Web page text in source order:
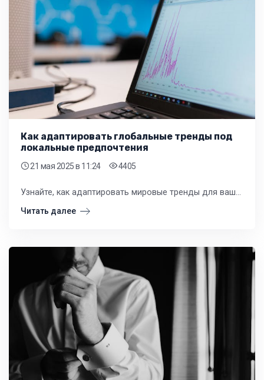
Как адаптировать глобальные тренды под
локальные предпочтения
21 мая 2025в 11:24 4405
Узнайте, как адаптировать мировые тренды для вашего региона. Советы по формированию ассортимента одежды и обуви для розничных магазинов от экспертов СКЛАД ОПТОФ.
Читать далее